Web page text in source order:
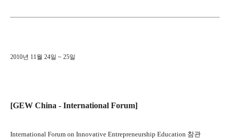
2010년 11월 24일 ~ 25일
[GEW China - International Forum]
International Forum on Innovative Entrepreneurship Education 참관